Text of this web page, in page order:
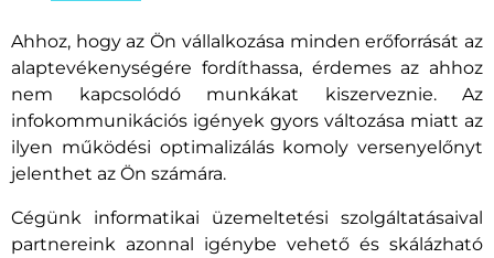
Ahhoz, hogy az Ön vállalkozása minden erőforrását az
alaptevékenységére fordíthassa, érdemes az ahhoz
nem kapcsolódó munkákat kiszerveznie. Az
infokommunikációs igények gyors változása miatt az
ilyen működési optimalizálás komoly versenyelőnyt
jelenthet az Ön számára.
Cégünk informatikai üzemeltetési szolgáltatásaival
partnereink azonnal igénybe vehető és skálázható